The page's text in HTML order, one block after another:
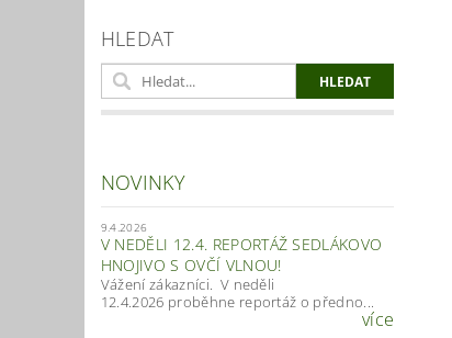
HLEDAT
NOVINKY
9.4.2026
V NEDĚLI 12.4. REPORTÁŽ SEDLÁKOVO
HNOJIVO S OVČÍ VLNOU!
Vážení zákazníci. V neděli
12.4.2026 proběhne reportáž o předno...
více